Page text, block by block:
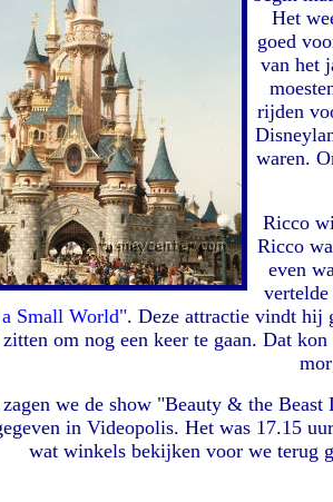
Het
goed
van het
rijden
waren.
Ricco
Ricco
even
Small World". Deze attractie vindt hij
om nog een keer te gaan. Dat
we de show "Beauty & the
in Videopolis. Het was 17.15
wat winkels bekijken voor we terug